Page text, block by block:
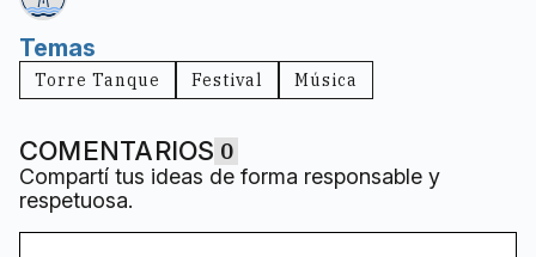
Temas
Torre Tanque Festival Música
COMENTARIOS 0
Compartí tus ideas de forma responsable y
respetuosa.